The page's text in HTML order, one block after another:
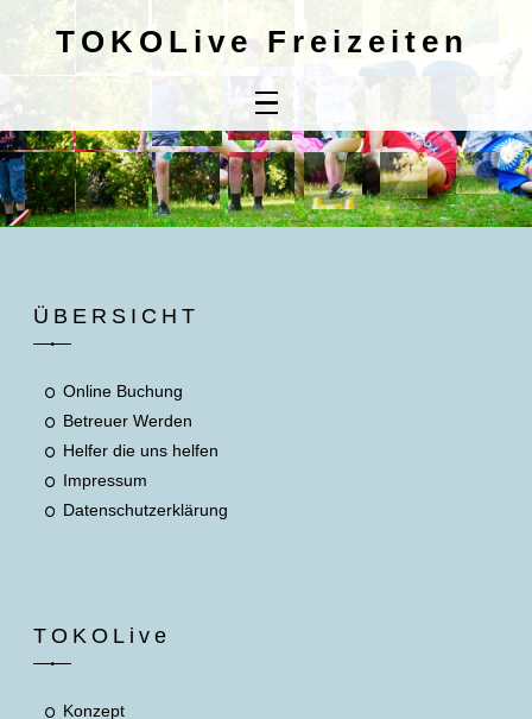
Home
Buchung
Kontaktdaten
TOKOLive Freizeiten
ÜBERSICHT
Online Buchung
Betreuer Werden
Helfer die uns helfen
Impressum
Datenschutzerklärung
TOKOLive
Konzept